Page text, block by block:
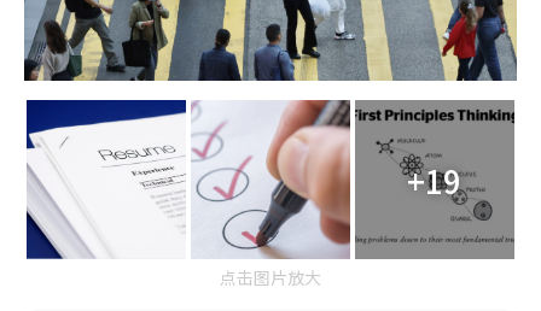
+19
点击图片放大